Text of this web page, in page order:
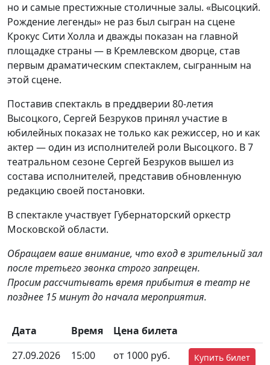
но и самые престижные столичные залы. «Высоцкий.
Рождение легенды» не раз был сыгран на сцене
Крокус Сити Холла и дважды показан на главной
площадке страны — в Кремлевском дворце, став
первым драматическим спектаклем, сыгранным на
этой сцене.
Поставив спектакль в преддверии 80-летия
Высоцкого, Сергей Безруков принял участие в
юбилейных показах не только как режиссер, но и как
актер — один из исполнителей роли Высоцкого. В 7
театральном сезоне Сергей Безруков вышел из
состава исполнителей, представив обновленную
редакцию своей постановки.
В спектакле участвует Губернаторский оркестр
Московской области.
Обращаем ваше внимание, что вход в зрительный зал
после третьего звонка строго запрещен.
Просим рассчитывать время прибытия в театр не
позднее 15 минут до начала мероприятия.
Дата Время
Цена билета
27.09.2026
15:00 от 1000 руб. Купить билет